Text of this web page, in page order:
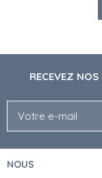
RECEVEZ
NOUS